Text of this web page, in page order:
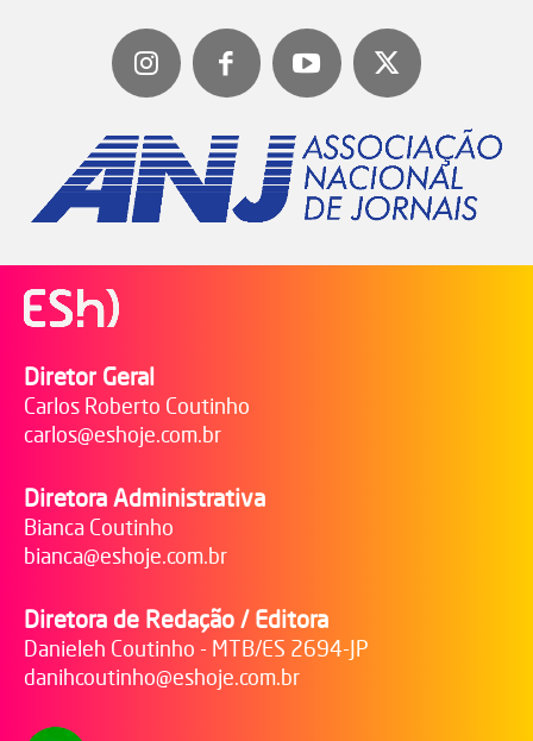
Diretor Geral
Carlos Roberto Coutinho
carlos@eshoje.com.br
Diretora Administrativa
Bianca Coutinho
bianca@eshoje.com.br
Diretora de Redação / Editora
Danieleh Coutinho - MTB/ES 2694-JP
danihcoutinho@eshoje.com.br